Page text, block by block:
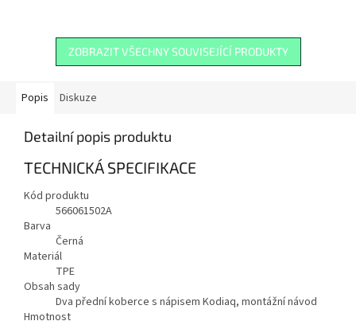
ZOBRAZIT VŠECHNY SOUVISEJÍCÍ PRODUKTY
Popis Diskuze
Detailní popis produktu
TECHNICKÁ SPECIFIKACE
Kód produktu
566061502A
Barva
Černá
Materiál
TPE
Obsah sady
Dva přední koberce s nápisem Kodiaq, montážní návod
Hmotnost